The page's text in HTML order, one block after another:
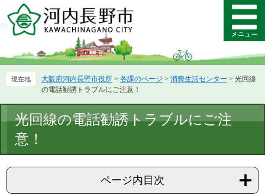
ー
先
ニ
を
て
メ
ニ
ー
大阪府河内長野市役所 > 各課のページ > 消費生活センター > 光回線
の電話勧誘トラブルにご注意！
文
光回線の電話勧誘トラブルにご注
意！
ページ内目次